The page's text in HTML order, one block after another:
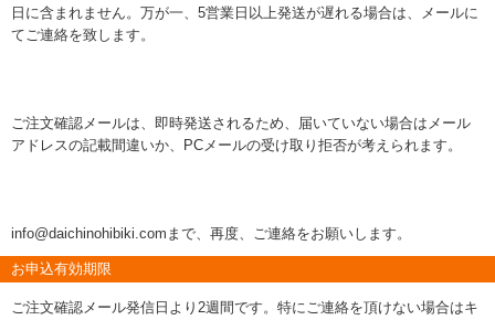
日に含まれません。万が一、5営業日以上発送が遅れる場合は、メールに
てご連絡を致します。
ご注文確認メールは、即時発送されるため、届いていない場合はメール
アドレスの記載間違いか、PCメールの受け取り拒否が考えられます。
info@daichinohibiki.comまで、再度、ご連絡をお願いします。
お申込有効期限
ご注文確認メール発信日より2週間です。特にご連絡を頂けない場合はキ